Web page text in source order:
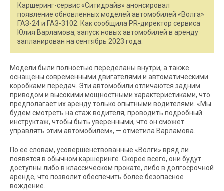
Каршеринг-сервис «Ситидрайв» анонсировал
появление обновленных моделей автомобилей «Волга»
ГАЗ-24 и ГАЗ-3102. Как сообщила PR-директор сервиса
Юлия Варламова, запуск новых автомобилей в аренду
запланирован на сентябрь 2023 года.
Модели были полностью переделаны внутри, а также
оснащены современными двигателями и автоматическими
коробками передач. Эти автомобили отличаются задним
приводом и высокими мощностными характеристиками, что
предполагает их аренду только опытными водителями. «Мы
будем смотреть на стаж водителя, проводить подробный
инструктаж, чтобы быть уверенными, что он сможет
управлять этим автомобилем», — отметила Варламова.
По ее словам, усовершенствованные «Волги» вряд ли
появятся в обычном каршеринге. Скорее всего, они будут
доступны либо в классическом прокате, либо в долгосрочной
аренде, что позволит обеспечить более безопасное
вождение.